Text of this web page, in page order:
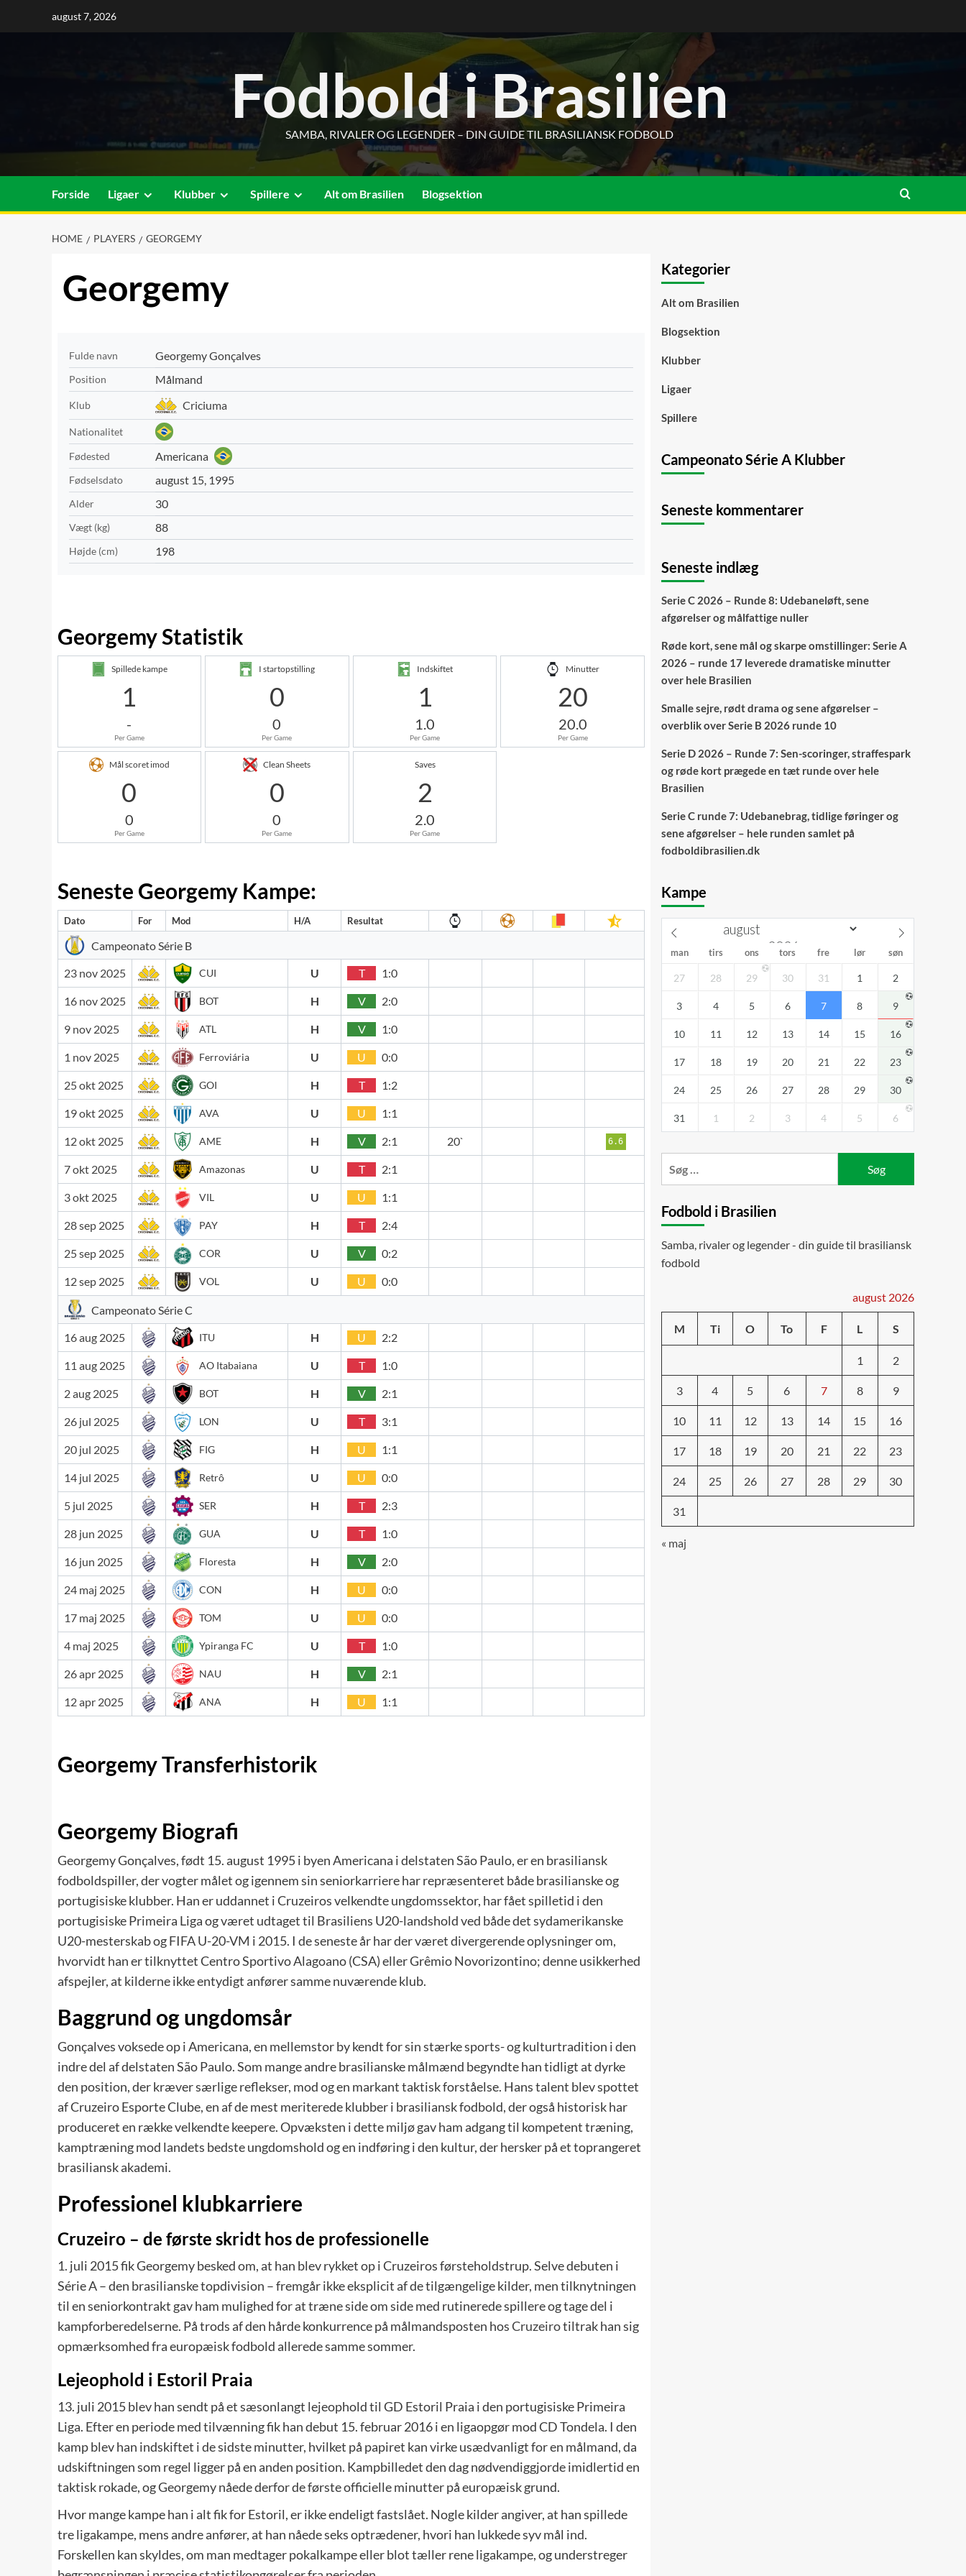
august 7, 2026
Fodbold i Brasilien
SAMBA, RIVALER OG LEGENDER – DIN GUIDE TIL BRASILIANSK FODBOLD
Forside Ligaer Klubber Spillere Alt om Brasilien Blogsektion
HOME PLAYERS GEORGEMY
Georgemy
Fulde navn Georgemy Gonçalves
Position Målmand
Klub Criciuma
Nationalitet
Fødested
Americana
Fødselsdato august 15, 1995
Alder 30
Vægt (kg) 88
Højde (cm) 198
Georgemy Statistik
Spillede kampe
1
-
Per Game
I startopstilling
0
0
Per Game
Indskiftet
1
1.0
Per Game
Minutter
20
20.0
Per Game
Mål scoret imod
0
0
Per Game
Clean Sheets
0
0
Per Game
Saves
2
2.0
Per Game
Seneste Georgemy Kampe:
Dato For Mod H/A Resultat
Campeonato Série B
23 nov 2025 CUI U T 1:0
16 nov 2025 BOT H V 2:0
9 nov 2025 ATL H V 1:0
1 nov 2025 Ferroviária U U 0:0
25 okt 2025 GOI H T 1:2
19 okt 2025 AVA U U 1:1
12 okt 2025 AME H V 2:1 20` 6.6
7 okt 2025 Amazonas U T 2:1
3 okt 2025 VIL U U 1:1
28 sep 2025 PAY H T 2:4
25 sep 2025 COR U V 0:2
12 sep 2025 VOL U U 0:0
Campeonato Série C
16 aug 2025 ITU H U 2:2
11 aug 2025 AO Itabaiana U T 1:0
2 aug 2025 BOT H V 2:1
26 jul 2025 LON U T 3:1
20 jul 2025 FIG H U 1:1
14 jul 2025 Retrô U U 0:0
5 jul 2025 SER H T 2:3
28 jun 2025 GUA U T 1:0
16 jun 2025 Floresta H V 2:0
24 maj 2025 CON H U 0:0
17 maj 2025 TOM U U 0:0
4 maj 2025 Ypiranga FC U T 1:0
26 apr 2025 NAU H V 2:1
12 apr 2025 ANA H U 1:1
Georgemy Transferhistorik
Georgemy Biografi
Georgemy Gonçalves, født 15. august 1995 i byen Americana i delstaten São Paulo, er en brasiliansk
fodboldspiller, der vogter målet og igennem sin seniorkarriere har repræsenteret både brasilianske og
portugisiske klubber. Han er uddannet i Cruzeiros velkendte ungdomssektor, har fået spilletid i den
portugisiske Primeira Liga og været udtaget til Brasiliens U20-landshold ved både det sydamerikanske
U20-mesterskab og FIFA U-20-VM i 2015. I de seneste år har der været divergerende oplysninger om,
hvorvidt han er tilknyttet Centro Sportivo Alagoano (CSA) eller Grêmio Novorizontino; denne usikkerhed
afspejler, at kilderne ikke entydigt anfører samme nuværende klub.
Baggrund og ungdomsår
Gonçalves voksede op i Americana, en mellemstor by kendt for sin stærke sports- og kulturtradition i den
indre del af delstaten São Paulo. Som mange andre brasilianske målmænd begyndte han tidligt at dyrke
den position, der kræver særlige reflekser, mod og en markant taktisk forståelse. Hans talent blev spottet
af Cruzeiro Esporte Clube, en af de mest meriterede klubber i brasiliansk fodbold, der også historisk har
produceret en række velkendte keepere. Opvæksten i dette miljø gav ham adgang til kompetent træning,
kamptræning mod landets bedste ungdomshold og en indføring i den kultur, der hersker på et toprangeret
brasiliansk akademi.
Professionel klubkarriere
Cruzeiro – de første skridt hos de professionelle
1. juli 2015 fik Georgemy besked om, at han blev rykket op i Cruzeiros førsteholdstrup. Selve debuten i
Série A – den brasilianske topdivision – fremgår ikke eksplicit af de tilgængelige kilder, men tilknytningen
til en seniorkontrakt gav ham mulighed for at træne side om side med rutinerede spillere og tage del i
kampforberedelserne. På trods af den hårde konkurrence på målmandsposten hosCruzeirotiltrak han sig
opmærksomhed fra europæisk fodbold allerede samme sommer.
Lejeophold i Estoril Praia
13. juli 2015 blev han sendt på et sæsonlangt lejeophold til GD Estoril Praia i den portugisiske Primeira
Liga. Efter en periode med tilvænning fik han debut 15. februar 2016 i en ligaopgør mod CD Tondela. I den
kamp blev han indskiftet i de sidste minutter, hvilket på papiret kan virke usædvanligt for en målmand, da
udskiftningen som regel ligger på en anden position. Kampbilledet den dag nødvendiggjorde imidlertid en
taktisk rokade, og Georgemy nåede derfor de første officielle minutter på europæisk grund.
Hvor mange kampe han i alt fik for Estoril, er ikke endeligt fastslået. Nogle kilder angiver, at han spillede
tre ligakampe, mens andre anfører, at han nåede seks optrædener, hvori han lukkede syv mål ind.
Forskellen kan skyldes, om man medtager pokalkampe eller blot tæller rene ligakampe, og understreger
Kategorier
Alt om Brasilien
Blogsektion
Klubber
Ligaer
Spillere
Campeonato Série A Klubber
Seneste kommentarer
Seneste indlæg
Serie C 2026 – Runde 8: Udebaneløft, sene
afgørelser og målfattige nuller
Røde kort, sene mål og skarpe omstillinger: Serie A
2026 – runde 17 leverede dramatiske minutter
over hele Brasilien
Smalle sejre, rødt drama og sene afgørelser –
overblik over Serie B 2026 runde 10
Serie D 2026 – Runde 7: Sen-scoringer, straffespark
og røde kort prægede en tæt runde over hele
Brasilien
Serie C runde 7: Udebanebrag, tidlige føringer og
sene afgørelser – hele runden samlet på
fodboldibrasilien.dk
Kampe
man tirs ons tors fre lør søn
27 28 29 30 31 1 2
3 4 5 6 7 8 9
10 11 12 13 14 15 16
17 18 19 20 21 22 23
24 25 26 27 28 29 30
31 1 2 3 4 5 6
efter:
Fodbold i Brasilien
Samba, rivaler og legender - din guide til brasiliansk
fodbold
august 2026
M Ti O To F L S
1 2
3 4 5 6 7 8 9
10 11 12 13 14 15 16
17 18 19 20 21 22 23
24 25 26 27 28 29 30
31
« maj